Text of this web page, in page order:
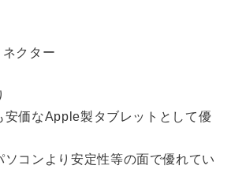
クター
安価なApple製タブレットとして優
ソコンより安定性等の面で優れてい